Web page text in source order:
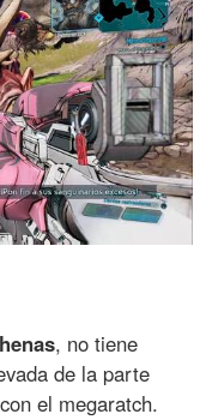
, no tiene
de la parte
el megaratch.